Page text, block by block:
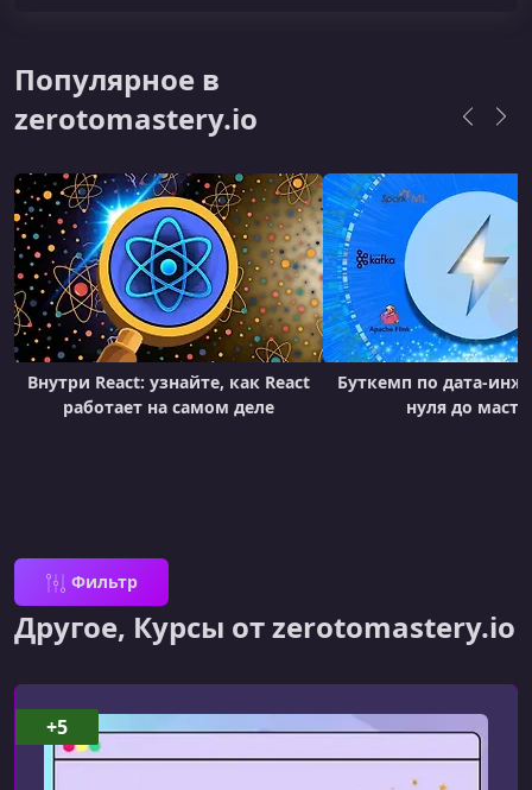
Популярное в
zerotomastery.io
Внутри React: узнайте, как React
работает на самом деле
Буткемп по дата-
нуля до
Фильтр
Другое, Курсы от zerotomastery.io
+5